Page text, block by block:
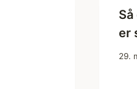
er
29.